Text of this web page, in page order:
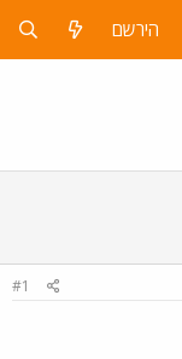
הירשם
#1